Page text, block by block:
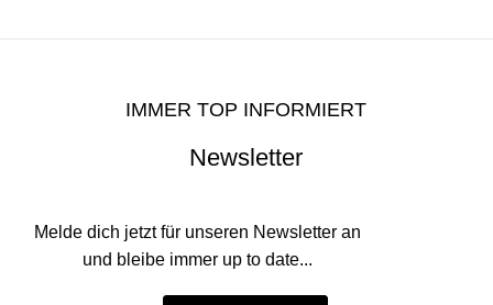
IMMER TOP INFORMIERT
Newsletter
Melde dich jetzt für unseren Newsletter an
und bleibe immer up to date...